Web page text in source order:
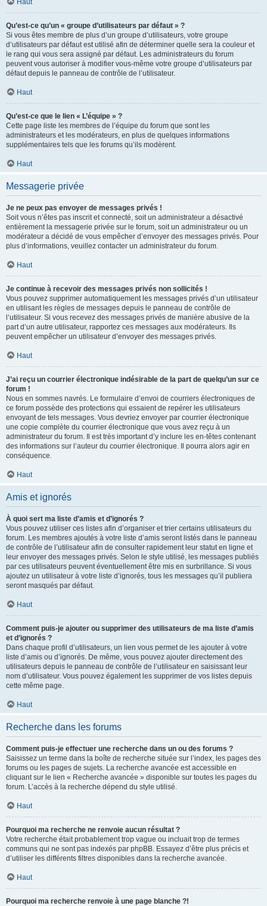
Haut
Qu’est-ce qu’un « groupe d’utilisateurs par défaut » ?
Si vous êtes membre de plus d’un groupe d’utilisateurs, votre groupe
d’utilisateurs par défaut est utilisé afin de déterminer quelle sera la couleur et
le rang qui vous sera assigné par défaut. Les administrateurs du forum
peuvent vous autoriser à modifier vous-même votre groupe d’utilisateurs par
défaut depuis le panneau de contrôle de l’utilisateur.
Haut
Qu’est-ce que le lien « L’équipe » ?
Cette page liste les membres de l’équipe du forum que sont les
administrateurs et les modérateurs, en plus de quelques informations
supplémentaires tels que les forums qu’ils modèrent.
Haut
Messagerie privée
Je ne peux pas envoyer de messages privés !
Soit vous n’êtes pas inscrit et connecté, soit un administrateur a désactivé
entièrement la messagerie privée sur le forum, soit un administrateur ou un
modérateur a décidé de vous empêcher d’envoyer des messages privés. Pour
plus d’informations, veuillez contacter un administrateur du forum.
Haut
Je continue à recevoir des messages privés non sollicités !
Vous pouvez supprimer automatiquement les messages privés d’un utilisateur
en utilisant les règles de messages depuis le panneau de contrôle de
l’utilisateur. Si vous recevez des messages privés de manière abusive de la
part d’un autre utilisateur, rapportez ces messages aux modérateurs. Ils
peuvent empêcher un utilisateur d’envoyer des messages privés.
Haut
J’ai reçu un courrier électronique indésirable de la part de quelqu’un sur ce
forum !
Nous en sommes navrés. Le formulaire d’envoi de courriers électroniques de
ce forum possède des protections qui essaient de repérer les utilisateurs
envoyant de tels messages. Vous devriez envoyer par courrier électronique
une copie complète du courrier électronique que vous avez reçu à un
administrateur du forum. Il est très important d’y inclure les en-têtes contenant
des informations sur l’auteur du courrier électronique. Il pourra alors agir en
conséquence.
Haut
Amis et ignorés
À quoi sert ma liste d’amis et d’ignorés ?
Vous pouvez utiliser ces listes afin d’organiser et trier certains utilisateurs du
forum. Les membres ajoutés à votre liste d’amis seront listés dans le panneau
de contrôle de l’utilisateur afin de consulter rapidement leur statut en ligne et
leur envoyer des messages privés. Selon le style utilisé, les messages publiés
par ces utilisateurs peuvent éventuellement être mis en surbrillance. Si vous
ajoutez un utilisateur à votre liste d’ignorés, tous les messages qu’il publiera
seront masqués par défaut.
Haut
Comment puis-je ajouter ou supprimer des utilisateurs de ma liste d’amis
et d’ignorés ?
Dans chaque profil d’utilisateurs, un lien vous permet de les ajouter à votre
liste d’amis ou d’ignorés. De même, vous pouvez ajouter directement des
utilisateurs depuis le panneau de contrôle de l’utilisateur en saisissant leur
nom d’utilisateur. Vous pouvez également les supprimer de vos listes depuis
cette même page.
Haut
Recherche dans les forums
Comment puis-je effectuer une recherche dans un ou des forums ?
Saisissez un terme dans la boîte de recherche située sur l’index, les pages des
forums ou les pages de sujets. La recherche avancée est accessible en
cliquant sur le lien « Recherche avancée » disponible sur toutes les pages du
forum. L’accès à la recherche dépend du style utilisé.
Haut
Pourquoi ma recherche ne renvoie aucun résultat ?
Votre recherche était probablement trop vague ou incluait trop de termes
communs qui ne sont pas indexés par phpBB. Essayez d’être plus précis et
d’utiliser les différents filtres disponibles dans la recherche avancée.
Haut
Pourquoi ma recherche renvoie à une page blanche ?!